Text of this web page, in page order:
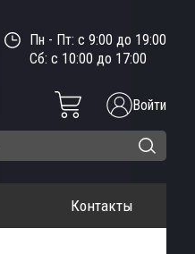
Пн - Пт: с 9:00 до 19:00
Сб: с 10:00 до 17:00
Войти
Контакты